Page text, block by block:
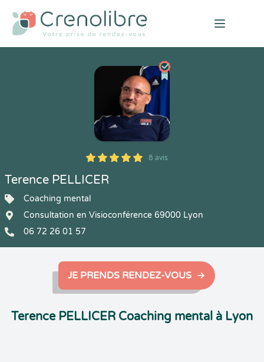
Open
5
1
5
8 8 avis
Terence PELLICER
Coaching mental
Consultation en Visioconférence 69000 Lyon
06 72 26 01 57
JE PRENDS RENDEZ-VOUS
Terence PELLICER Coaching mental à Lyon